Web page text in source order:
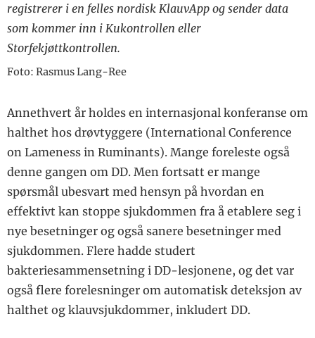
registrerer i en felles nordisk KlauvApp og sender data
som kommer inn i Kukontrollen eller
Storfekjøttkontrollen.
Foto: Rasmus Lang-Ree
Annethvert år holdes en internasjonal konferanse om
halthet hos drøvtyggere (International Conference
on Lameness in Ruminants). Mange foreleste også
denne gangen om DD. Men fortsatt er mange
spørsmål ubesvart med hensyn på hvordan en
effektivt kan stoppe sjukdommen fra å etablere seg i
nye besetninger og også sanere besetninger med
sjukdommen. Flere hadde studert
bakteriesammensetning i DD-lesjonene, og det var
også flere forelesninger om automatisk deteksjon av
halthet og klauvsjukdommer, inkludert DD.